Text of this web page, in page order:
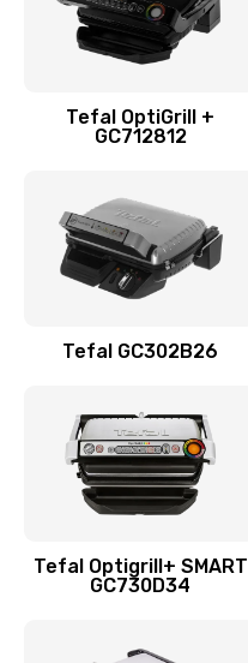
Tefal OptiGrill +
GC712812
Tefal GC302B26
Tefal Optigrill+ SMART
GC730D34